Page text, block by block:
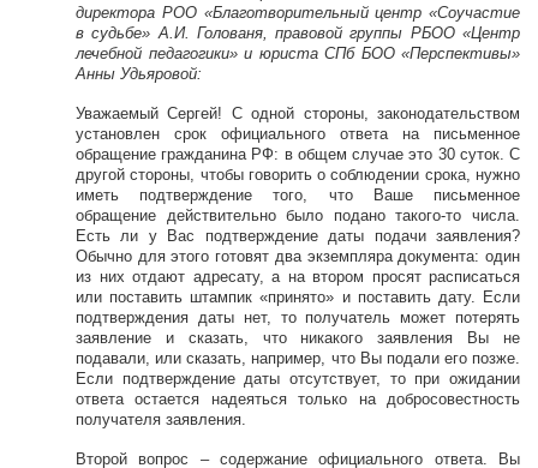
директора РОО «Благотворительный центр «Соучастие
в судьбе» А.И. Голованя, правовой группы РБОО «Центр
лечебной педагогики» и юриста СПб БОО «Перспективы»
Анны Удьяровой:
Уважаемый Сергей! С одной стороны, законодательством
установлен срок официального ответа на письменное
обращение гражданина РФ: в общем случае это 30 суток. С
другой стороны, чтобы говорить о соблюдении срока, нужно
иметь подтверждение того, что Ваше письменное
обращение действительно было подано такого-то числа.
Есть ли у Вас подтверждение даты подачи заявления?
Обычно для этого готовят два экземпляра документа: один
из них отдают адресату, а на втором просят расписаться
или поставить штампик «принято» и поставить дату. Если
подтверждения даты нет, то получатель может потерять
заявление и сказать, что никакого заявления Вы не
подавали, или сказать, например, что Вы подали его позже.
Если подтверждение даты отсутствует, то при ожидании
ответа остается надеяться только на добросовестность
получателя заявления.
Второй вопрос – содержание официального ответа. Вы